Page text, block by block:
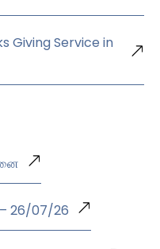
Giving Service in
– 26/07/26